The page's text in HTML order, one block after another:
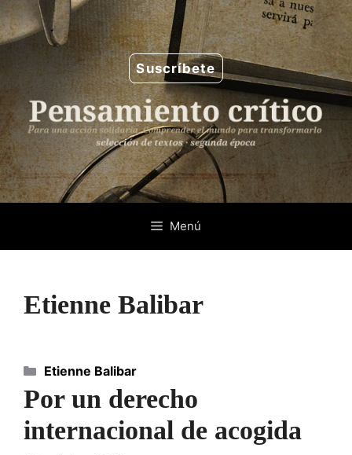
Saltar
al
contenido
Suscríbete
Menú
Etienne Balibar
Por un derecho
internacional de acogida
Categorías
Etienne Balibar